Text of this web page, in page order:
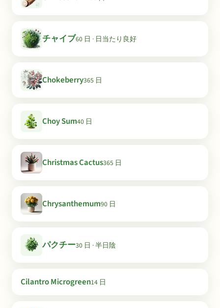
チャイブ60 日 · 日当たり良好
Chokeberry365 日
Choy Sum40 日
Christmas Cactus365 日
Chrysanthemum90 日
パクチー30 日 · 半日陰
Cilantro Microgreen14 日